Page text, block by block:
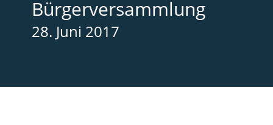
Bürgerversammlung
28. Juni 2017